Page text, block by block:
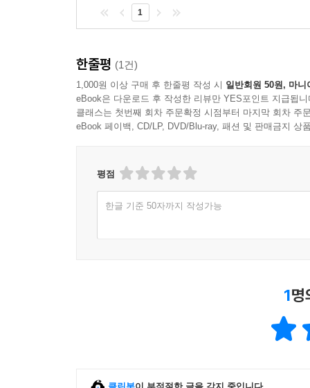
1
한줄평 (1건)
1,000원 이상 구매 후 한줄평 작성 시 일반회원 50원, 마니
eBook은 다운로드 후 작성한 리뷰만 YES포인트 지급됩니
클래스는 첫번째 회차 주문확정 시점부터 마지막 회차 주
eBook 페이백, CD/LP, DVD/Blu-ray, 패션 및 판매금지 상
평점
한글 기준 50자까지 작성가능
1명